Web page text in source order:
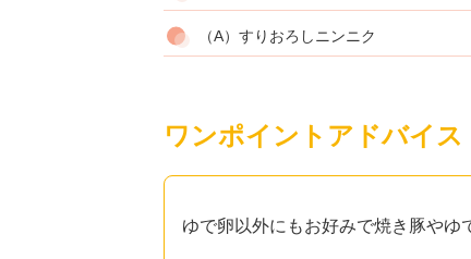
（A）すりおろしニンニク
ワンポイントアドバイス
ゆで卵以外にもお好みで焼き豚やゆ